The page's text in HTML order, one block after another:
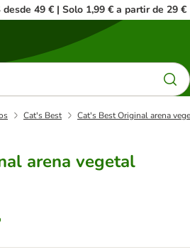
desde 49 € | Solo 1,99 € a partir de 29 €
Cat's Best Cat's Best Original arena
arena vegetal